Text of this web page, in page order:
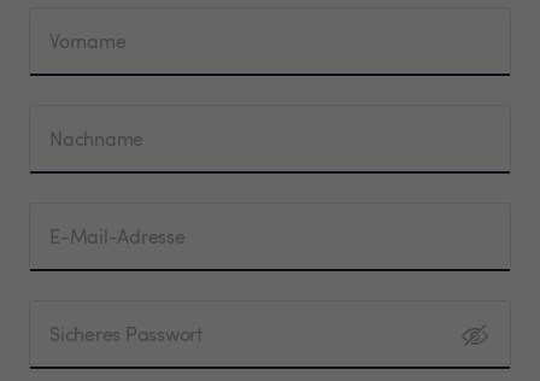
Vorname
Nachname
E-Mail-Adresse
Sicheres Passwort